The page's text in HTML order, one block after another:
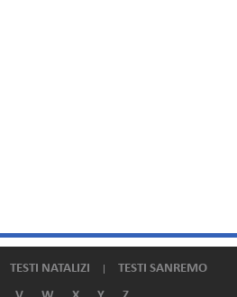
TESTI NATALIZI
TESTI SANREMO